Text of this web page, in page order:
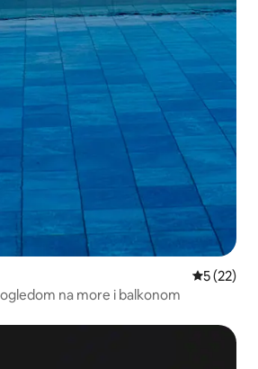
Prosječna
5 (22)
na more i balkonom